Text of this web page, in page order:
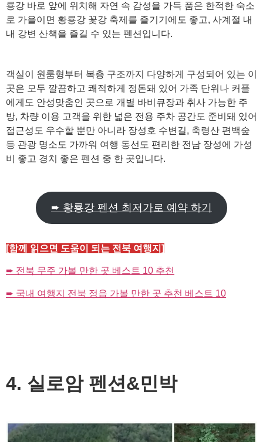
룡강 바로 앞에 위치해 자연 속 감성을 가득 품은 한적한 숙소
로 가을이면 황룡강 꽃강 축제를 즐기기에도 좋고, 사계절 내
내 강변 산책을 즐길 수 있는 펜션입니다.
객실이 원룸형부터 복층 구조까지 다양하게 구성되어 있는 이
곳은 모두 깔끔하고 쾌적하게 정돈돼 있어 가족 단위나 커플
에게도 안성맞춤인 곳으로 개별 바비큐장과 취사 가능한 주
방, 차량 이용 고객을 위한 넓은 전용 주차 공간도 준비돼 있어
접근성도 우수할 뿐만 아니라 장성호 수변길, 축령산 편백숲
등 관광 명소도 가까워 여행 동선도 편리한 전남 장성에 가성
비 좋고 경치 좋은 펜션 중 한 곳입니다.
➨ 황룡강 펜션 최저가로 예약 하기
[함께 읽으면 도움이 되는 전북 여행지]
➨ 전북 무주 가볼 만한 곳 베스트 10 추천
➨ 국내 여행지 전북 정읍 가볼 만한 곳 추천 베스트 10
4. 실로암 펜션&민박